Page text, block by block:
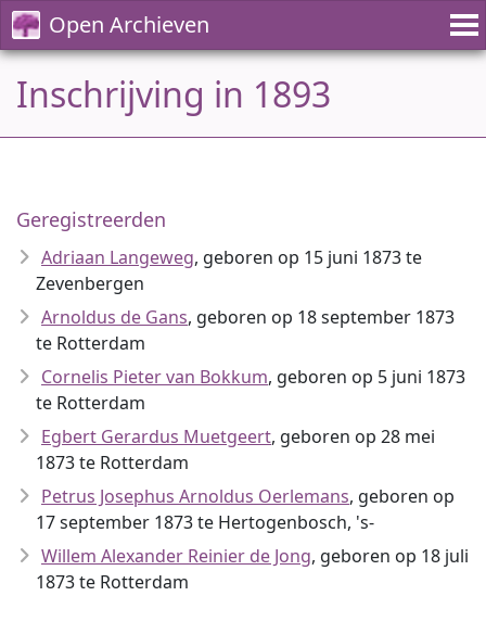
Open Archieven
Inschrijving in 1893
Geregistreerden
Adriaan Langeweg, geboren op 15 juni 1873 te
Zevenbergen
Arnoldus de Gans, geboren op 18 september 1873
te Rotterdam
Cornelis Pieter van Bokkum, geboren op 5 juni 1873
te Rotterdam
Egbert Gerardus Muetgeert, geboren op 28 mei
1873 te Rotterdam
Petrus Josephus Arnoldus Oerlemans, geboren op
17 september 1873 te Hertogenbosch, 's-
Willem Alexander Reinier de Jong, geboren op 18 juli
1873 te Rotterdam